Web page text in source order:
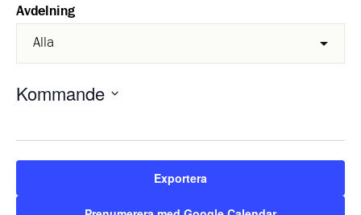
Avdelning
Kommande
datum.
Exportera